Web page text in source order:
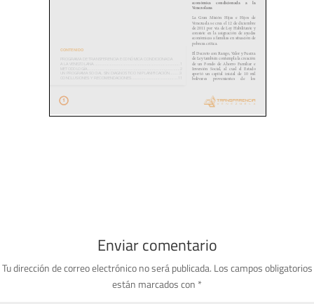
Enviar comentario
Tu dirección de correo electrónico no será publicada. Los campos obligatorios
están marcados con *